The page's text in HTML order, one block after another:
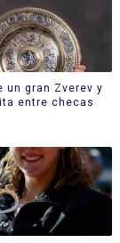
un gran Zverev y
entre checas